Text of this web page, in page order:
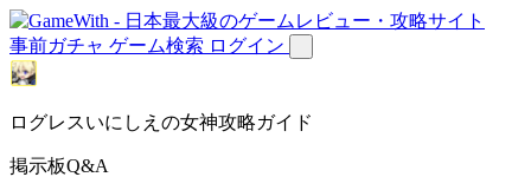
事前ガチャ ゲーム検索 ログイン
ログレスいにしえの女神攻略ガイド
掲示板Q&A